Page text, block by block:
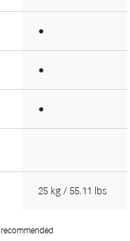
●
●
●
25 kg / 55.11 lbs